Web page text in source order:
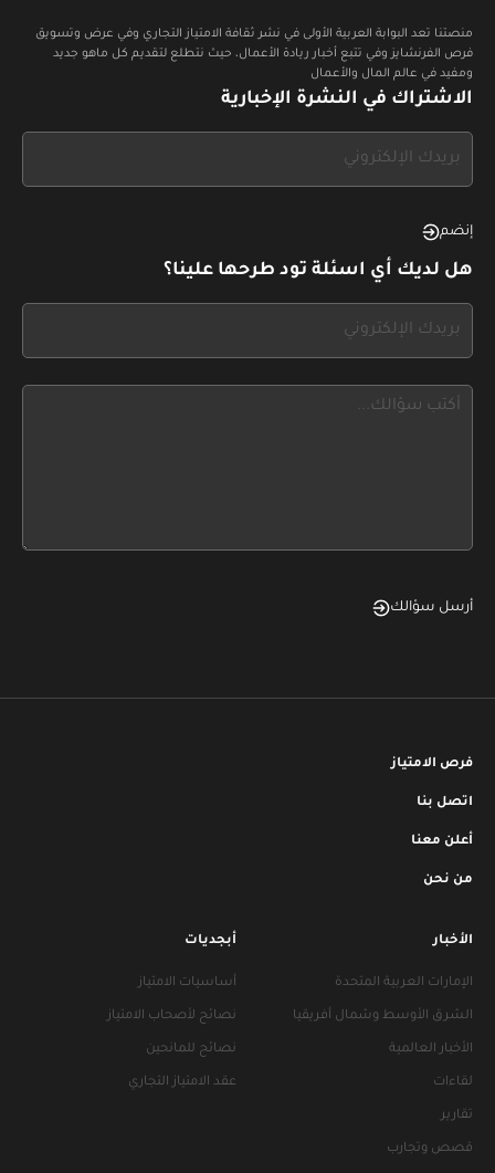
منصتنا تعد البوابة العربية الأولى في نشر ثقافة الامتياز التجاري وفي عرض وتسويق
فرص الفرنشايز وفي تتبع أخبار ريادة الأعمال، حيث نتطلع لتقديم كل ماهو جديد
ومفيد في عالم المال والأعمال
الاشتراك في النشرة الإخبارية
this,
this
form
field
إنضم
هل لديك أي اسئلة تود طرحها علينا؟
this,
أرسل سؤالك
فرص الامتياز
اتصل بنا
أعلن معنا
من نحن
الأخبار
الإمارات العربية المتحدة
الشرق الأوسط وشمال أفريقيا
الأخبار العالمية
لقاءات
تقارير
قصص وتجارب
أبجديات
أساسيات الامتياز
نصائح لأصحاب الامتياز
نصائح للمانحين
عقد الامتياز التجاري